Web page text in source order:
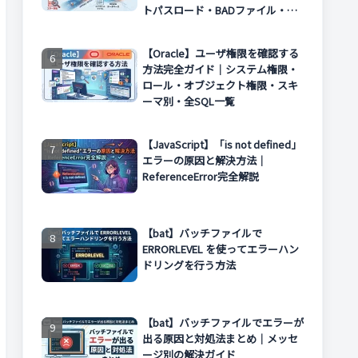
トパスロード・BADファイル・エ
【Oracle】ユーザ権限を確認する
方法完全ガイド｜システム権限・
ロール・オブジェクト権限・スキ
ーマ別・全SQL一覧
【JavaScript】「is not defined」
エラーの原因と解決方法｜
ReferenceError完全解説
【bat】バッチファイルで
ERRORLEVEL を使ってエラーハン
ドリングを行う方法
【bat】バッチファイルでエラーが
出る原因と対処法まとめ｜メッセ
ージ別の解決ガイド